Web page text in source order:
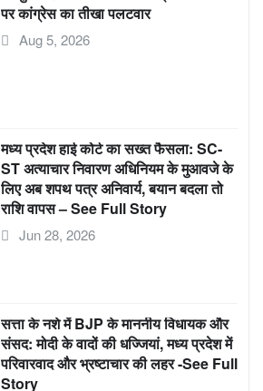
पर कांग्रेस का तीखा पलटवार
Aug 5, 2026
मध्य प्रदेश हाई कोर्ट का सख्त फैसला: SC-
ST अत्याचार निवारण अधिनियम के मुआवजे के
लिए अब शपथ पत्र अनिवार्य, बयान बदला तो
राशि वापस – See Full Story
Jun 28, 2026
सत्ता के नशे में BJP के माननीय विधायक और
संसद: मोदी के वादों की धज्जियां, मध्य प्रदेश में
परिवारवाद और भ्रष्टाचार की लहर -See Full
Story